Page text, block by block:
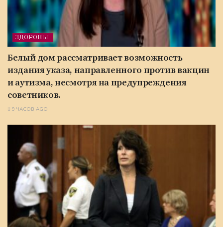
ЗДОРОВЬЕ
Белый дом рассматривает возможность
издания указа, направленного против вакцин
и аутизма, несмотря на предупреждения
советников.
9 ЧАСОВ AGO